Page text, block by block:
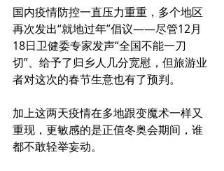
国内疫情防控一直压力重重，多个地区
再次发出“就地过年”倡议——尽管12月
18日卫健委专家发声“全国不能一刀
切”、给予了归乡人几分宽慰，但旅游业
者对这次的春节生意也有了预判。
加上这两天疫情在多地跟变魔术一样又
重现，更敏感的是正值冬奥会期间，谁
都不敢轻举妄动。